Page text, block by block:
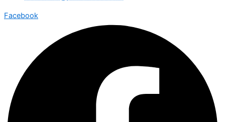
Facebook